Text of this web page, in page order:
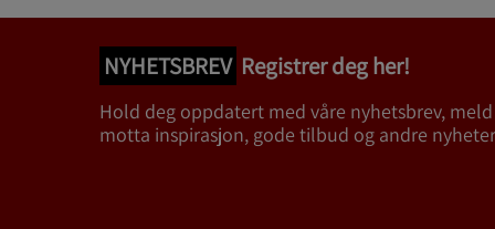
NYHETSBREV Registrer deg her!
Hold deg oppdatert med våre nyhetsbrev,
motta inspirasjon, gode tilbud og andre